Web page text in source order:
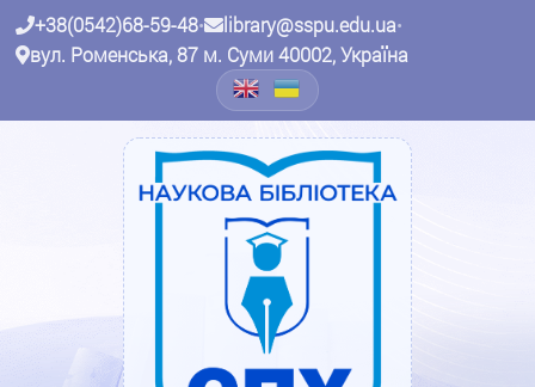
+38(0542)68-59-48• library@sspu.edu.ua•
вул. Роменська, 87 м. Суми 40002, Україна